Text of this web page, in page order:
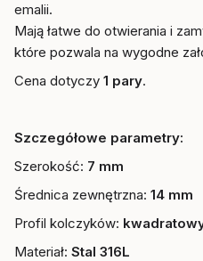
emalii.
Mają łatwe do otwierania i
które pozwala na wygodne
Cena dotyczy 1 pary.
Szczegółowe parametry:
Szerokość: 7 mm
Średnica zewnętrzna: 14 mm
Profil kolczyków:
Materiał: Stal 316L